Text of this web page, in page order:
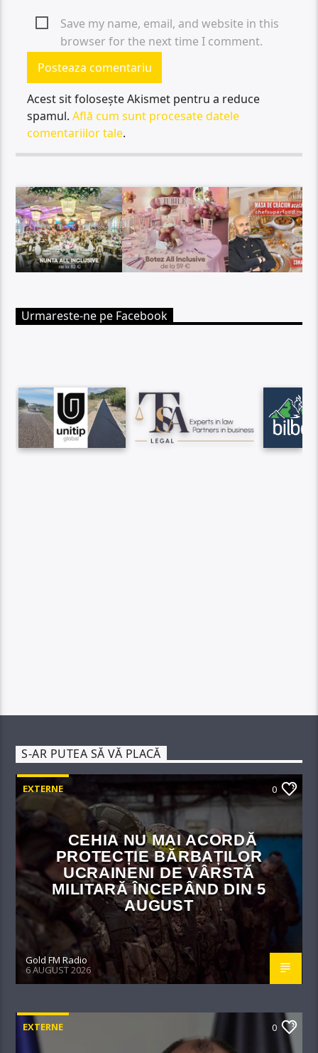
Save my name, email, and website in this
browser for the next time I comment.
Acest sit folosește Akismet pentru a reduce
spamul.Află cum sunt procesate datele
comentariilor tale.
Urmareste-ne pe Facebook
S-AR PUTEA SĂ VĂ PLACĂ
EXTERNE 0
CEHIA NU MAI ACORDĂ
PROTECȚIE BĂRBAȚILOR
UCRAINENI DE VÂRSTĂ
MILITARĂ ÎNCEPÂND DIN 5
AUGUST
Gold FM Radio
6 AUGUST 2026
EXTERNE 0